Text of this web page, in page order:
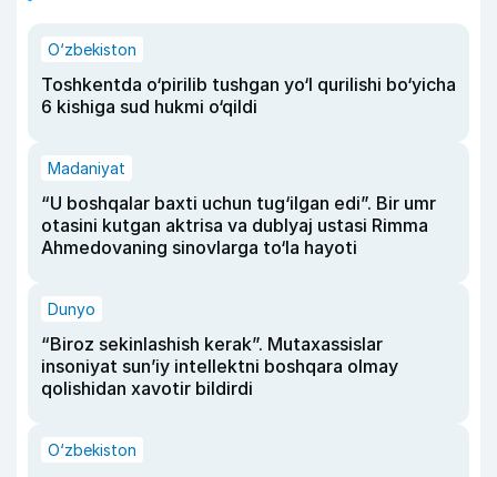
O‘zbekiston
Toshkentda o‘pirilib tushgan yo‘l qurilishi bo‘yicha
6 kishiga sud hukmi o‘qildi
Madaniyat
“U boshqalar baxti uchun tug‘ilgan edi”. Bir umr
otasini kutgan aktrisa va dublyaj ustasi Rimma
Ahmedovaning sinovlarga to‘la hayoti
Dunyo
“Biroz sekinlashish kerak”. Mutaxassislar
insoniyat sun’iy intellektni boshqara olmay
qolishidan xavotir bildirdi
O‘zbekiston